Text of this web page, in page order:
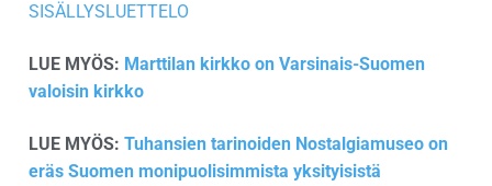
SISÄLLYSLUETTELO
LUE MYÖS: Marttilan kirkko on Varsinais-Suomen
valoisin kirkko
LUE MYÖS: Tuhansien tarinoiden Nostalgiamuseo on
eräs Suomen monipuolisimmista yksityisistä